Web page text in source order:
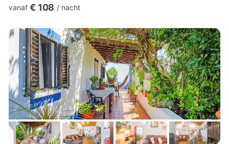
verblijven, zowel tijdens zomerse hitte als op koelere
uitzicht over het meer en de privé tuin nodigt uit tot lange uren
buiten, zonder haast. Jullie hebben autonome toegang, zodat
jullie o...
vanaf € 108 / nacht